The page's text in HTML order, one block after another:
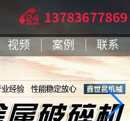
视频 案例 联系